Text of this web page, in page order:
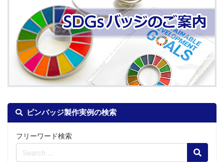
ピンバッジ製作実例の検索
フリーワード検索
Search